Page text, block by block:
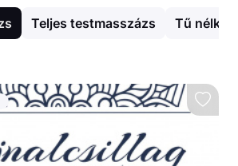
Teljes testmasszázs Tű nélküli